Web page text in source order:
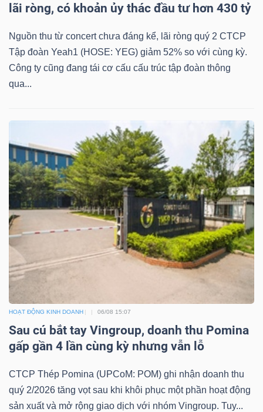
lãi ròng, có khoản ủy thác đầu tư hơn 430 tỷ
Nguồn thu từ concert chưa đáng kể, lãi ròng quý 2 CTCP
Tập đoàn Yeah1 (HOSE: YEG) giảm 52% so với cùng kỳ.
Công ty cũng đang tái cơ cấu cấu trúc tập đoàn thông
qua...
HOẠT ĐỘNG KINH DOANH 06/08 15:07
Sau cú bắt tay Vingroup, doanh thu Pomina
gấp gần 4 lần cùng kỳ nhưng vẫn lỗ
CTCP Thép Pomina (UPCoM: POM) ghi nhận doanh thu
quý 2/2026 tăng vọt sau khi khôi phục một phần hoạt động
sản xuất và mở rộng giao dịch với nhóm Vingroup. Tuy...